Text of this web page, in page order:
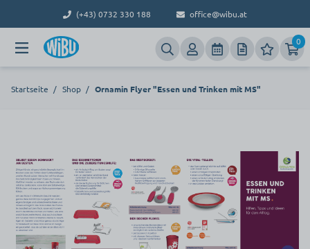
(+43) 0732 330 188 office@wibu.at
0
Startseite / Shop / Ornamin Flyer "Essen und Trinken mit MS"